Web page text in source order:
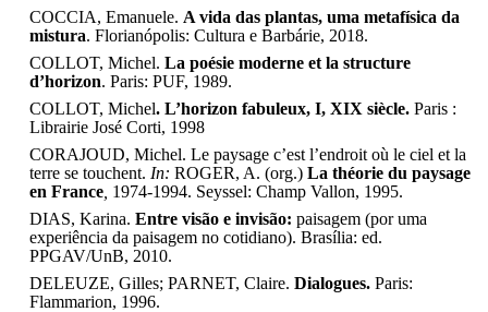
COCCIA, Emanuele. A vida das plantas, uma metafísica da
mistura. Florianópolis: Cultura e Barbárie, 2018.
COLLOT, Michel. La poésie moderne et la structure
d’horizon. Paris: PUF, 1989.
COLLOT, Michel. L’horizon fabuleux, I, XIX siècle.Paris :
Librairie José Corti, 1998
CORAJOUD, Michel. Le paysage c’est l’endroit où le ciel et la
terre se touchent. In: ROGER, A. (org.) La théorie du paysage
en France, 1974-1994. Seyssel: Champ Vallon, 1995.
DIAS, Karina. Entre visão e invisão: paisagem (por uma
experiência da paisagem no cotidiano). Brasília: ed.
PPGAV/UnB, 2010.
DELEUZE, Gilles; PARNET, Claire. Dialogues.Paris:
Flammarion, 1996.